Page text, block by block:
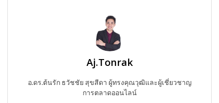
Aj.Tonrak
อ.ดร.ต้นรัก ธวัชชัย สุขสีดา ผู้ทรงคุณวุฒิและผู้เชี่ยวชาญ
การตลาดออนไลน์